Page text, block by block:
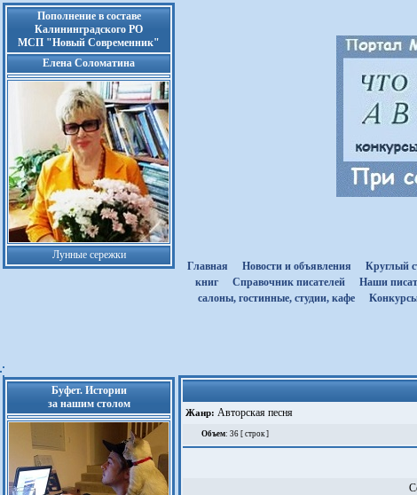
Пополнение в составе
Калининградского РО
МСП "Новый Современник"
Елена Соломатина
Лунные сережки
Главная
Новости и объявления Круглый
книг
Cправочник писателей Наши
салоны, гостинные, студии, кафе
Буфет. Истории
за нашим столом
Жанр: Авторская песня
Объем: 36 [ строк ]